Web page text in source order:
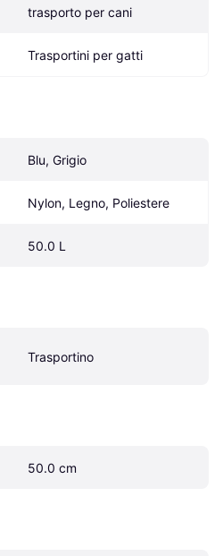
trasporto per cani
Trasportini per gatti
Blu, Grigio
Nylon, Legno, Poliestere
50.0 L
Trasportino
50.0 cm